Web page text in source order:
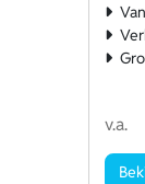
v.a.